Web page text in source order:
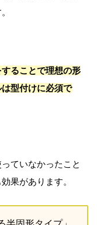
ることで理想の形
型付けに必須で
ていなかったこと
果があります。